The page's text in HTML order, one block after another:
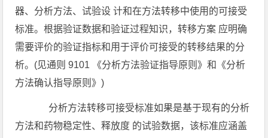
器、分析方法、试验设 计和在方法转移中使用的可接受
标准。根据验证数据和验证过程知识，转移方案 应明确
需要评价的验证指标和用于评价可接受的转移结果的分
析。(见通则 9101 《分析方法验证指导原则》和《分析
方法确认指导原则》)
分析方法转移可接受标准如果是基于现有的分析
方法和药物稳定性、释放度 的试验数据，该标准应涵盖